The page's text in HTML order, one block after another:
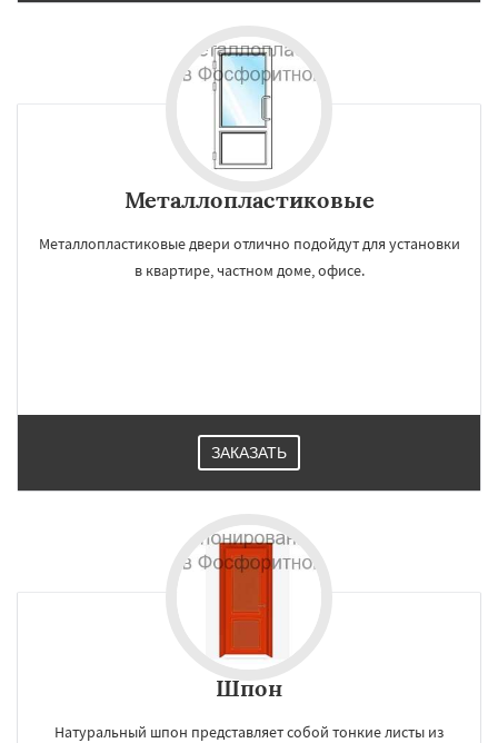
регионам
Хорлово Черкизово Черусти
Металлопластиковые
Металлопластиковые двери отлично подойдут для установки
в квартире, частном доме, офисе.
ЗАКАЗАТЬ
Шпон
Натуральный шпон представляет собой тонкие листы из